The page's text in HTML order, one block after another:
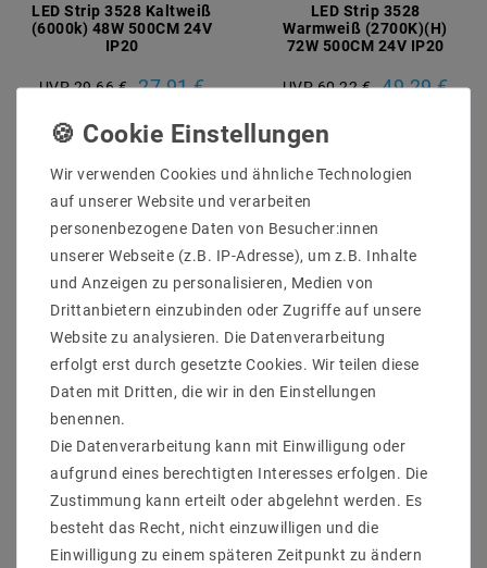
LED Strip 3528 Kaltweiß
(6000k) 48W 500CM 24V
IP20
UVP 29,66 € 27,91 €
Artikel anzeigen
LED Strip 3528
Warmweiß (2700K)(H)
72W 500CM 24V IP20
UVP 60,22 € 49,29 €
LED Strip 5050
500CM 24V IP20
LED Strip 5050 RGB 72W
UVP 62,68 € 62,67 €
Wir verwenden Cookies und ähnliche Technologien
auf unserer Website und verarbeiten
personenbezogene Daten von Besucher:innen
unserer Webseite (z.B. IP-Adresse), um z.B. Inhalte
und Anzeigen zu personalisieren, Medien von
Drittanbietern einzubinden oder Zugriffe auf unsere
Website zu analysieren. Die Datenverarbeitung
erfolgt erst durch gesetzte Cookies. Wir teilen diese
Daten mit Dritten, die wir in den Einstellungen
benennen.
Die Datenverarbeitung kann mit Einwilligung oder
aufgrund eines berechtigten Interesses erfolgen. Die
Zustimmung kann erteilt oder abgelehnt werden. Es
besteht das Recht, nicht einzuwilligen und die
Einwilligung zu einem späteren Zeitpunkt zu ändern